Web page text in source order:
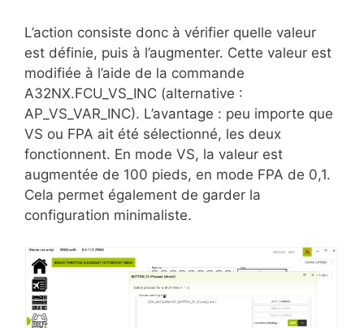
L’action consiste donc à vérifier quelle valeur
est définie, puis à l’augmenter. Cette valeur est
modifiée à l’aide de la commande
A32NX.FCU_VS_INC (alternative :
AP_VS_VAR_INC). L’avantage : peu importe que
VS ou FPA ait été sélectionné, les deux
fonctionnent. En mode VS, la valeur est
augmentée de 100 pieds, en mode FPA de 0,1.
Cela permet également de garder la
configuration minimaliste.